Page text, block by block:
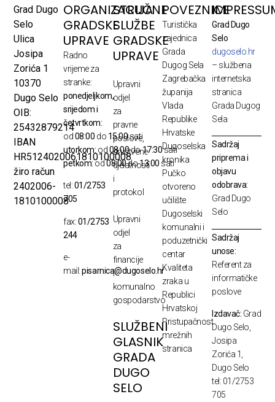
Grad Dugo
Selo
Ulica
Josipa
Zorića 1
10370
Dugo Selo
OIB:
25432879214
IBAN
HR5124020061810100008
žiro račun
2402006-
1810100008
ORGANIZACIJA
GRADSKE
UPRAVE
Radno
vrijeme za
stranke:
ponedjeljkom,
srijedom i
četvrtkom:
od08:00 do 15:00sati
utorkom: od08:00do17:30sati
petkom:od08:00do13:00 sati
tel:01/2753
705
fax:01/2753
244
e-
mail:pisarnica@dugoselo.hr
STRUČNE
SLUŽBE
GRADSKE
UPRAVE
Upravni
odjel
za
pravne
poslove,
društvene
djelatnosti
i
protokol
Upravni
odjel
za
financije
i
komunalno
gospodarstvo
SLUŽBENI
GLASNIK
GRADA
DUGO
SELO
POVEZNICE
Turistička
zajednica
Grada
Dugog Sela
Zagrebačka
županija
Vlada
Republike
Hrvatske
Dugoselska
kronika
Pučko
otvoreno
učilište
Dugoselski
komunalni i
poduzetnički
centar
Kvaliteta
zraka u
Republici
Hrvatskoj
Pristupačnost
mrežnih
stranica
Grad Dugo
Selo
dugoselo.hr
– službena
internetska
stranica
Grada Dugog
Sela
Sadržaj
priprema i
objavu
odobrava:
Grad Dugo
Selo
Sadržaj
unose:
Referent za
informatičke
poslove
Izdavač: Grad
Dugo Selo,
Josipa
Zorića 1,
Dugo Selo
tel: 01/2753
705